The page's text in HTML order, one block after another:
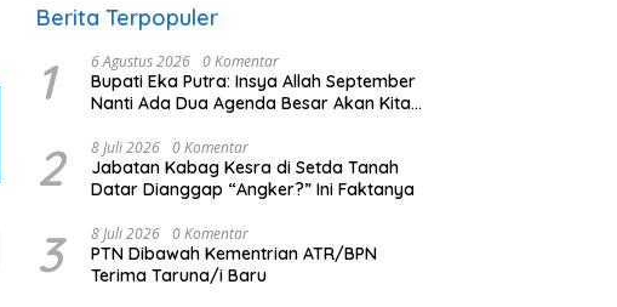
Berita Terpopuler
1 6 Agustus 2026 0 Komentar
Bupati Eka Putra: Insya Allah September
Nanti Ada Dua Agenda Besar Akan Kita
2 8 Juli 2026 0 Komentar
Jabatan Kabag Kesra di Setda Tanah
Datar Dianggap “Angker?” Ini Faktanya
3 8 Juli 2026 0 Komentar
PTN Dibawah Kementrian ATR/BPN
Terima Taruna/i Baru